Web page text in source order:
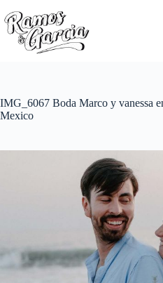
IMG_6067 Boda Marco y vanessa
Mexico